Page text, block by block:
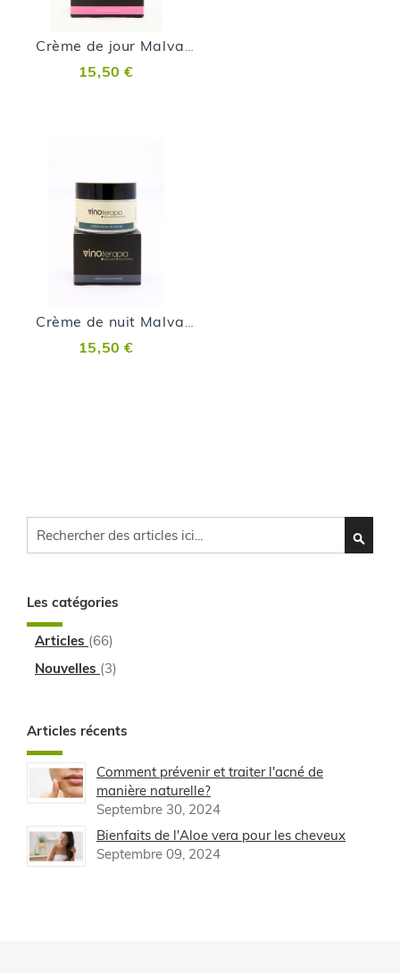
Crème de jour Malvasia Volcanica
15,50 €
Crème de nuit Malvasia Volcanica
15,50 €
Les catégories
Articles (66)
Nouvelles (3)
Articles récents
Comment prévenir et traiter l'acné de
manière naturelle?
Septembre 30, 2024
Bienfaits de l'Aloe vera pour les cheveux
Septembre 09, 2024